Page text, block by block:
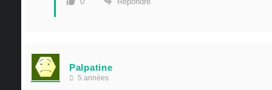
Palpatine
5 années